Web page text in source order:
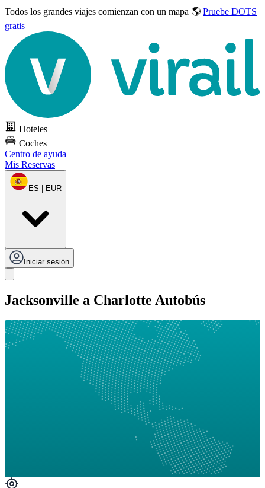
Todos los grandes viajes comienzan con un mapa 🌎 Pruebe DOTS
gratis
Hoteles
Coches
Centro de ayuda
Mis Reservas
ES | EUR
Iniciar sesión
Jacksonville a Charlotte Autobús